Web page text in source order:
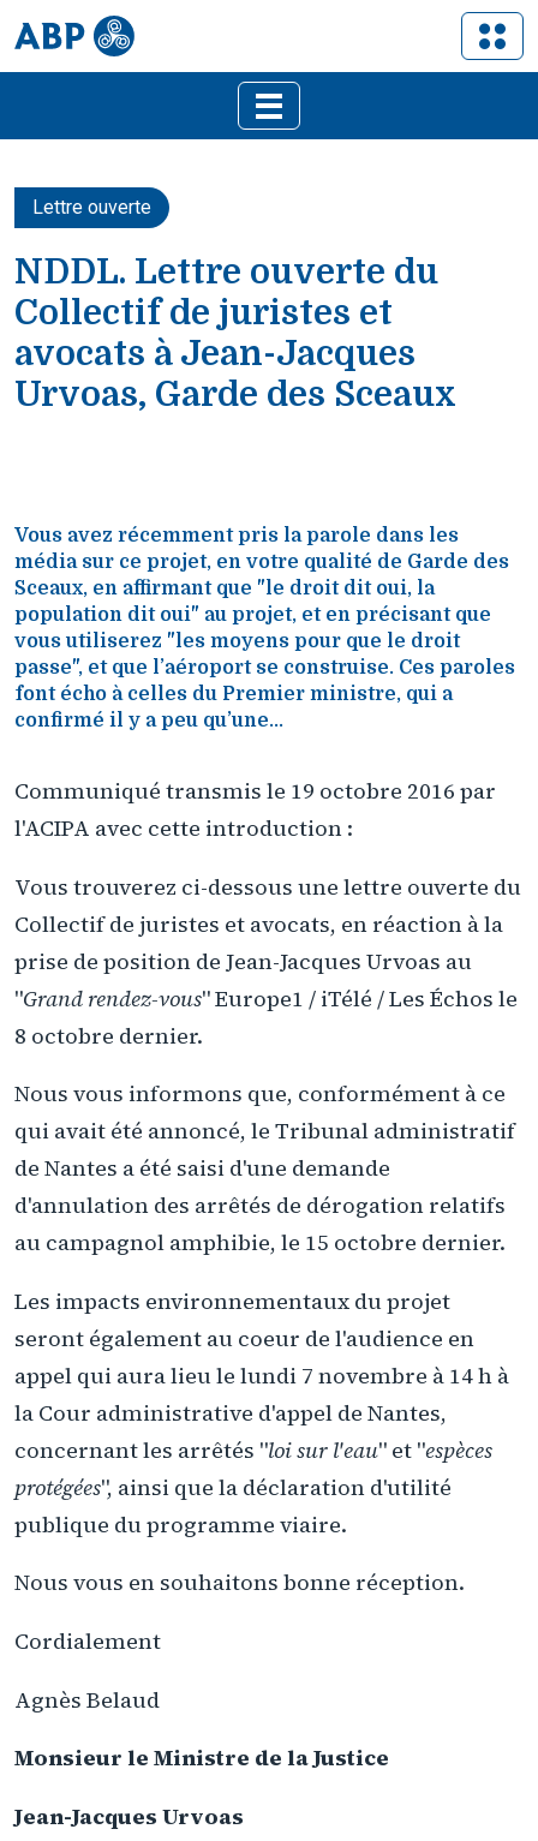
Lettre ouverte
NDDL. Lettre ouverte du
Collectif de juristes et
avocats à Jean-Jacques
Urvoas, Garde des Sceaux
Vous avez récemment pris la parole dans les
média sur ce projet, en votre qualité de Garde des
Sceaux, en affirmant que "le droit dit oui, la
population dit oui" au projet, et en précisant que
vous utiliserez "les moyens pour que le droit
passe", et que l’aéroport se construise. Ces paroles
font écho à celles du Premier ministre, qui a
confirmé il y a peu qu’une...
Communiqué transmis le 19 octobre 2016 par
l'ACIPA avec cette introduction :
Vous trouverez ci-dessous une lettre ouverte du
Collectif de juristes et avocats, en réaction à la
prise de position de Jean-Jacques Urvoas au
"Grand rendez-vous" Europe1 / iTélé / Les Échos le
8 octobre dernier.
Nous vous informons que, conformément à ce
qui avait été annoncé, le Tribunal administratif
de Nantes a été saisi d'une demande
d'annulation des arrêtés de dérogation relatifs
au campagnol amphibie, le 15 octobre dernier.
Les impacts environnementaux du projet
seront également au coeur de l'audience en
appel qui aura lieu le lundi 7 novembre à 14 h à
la Cour administrative d'appel de Nantes,
concernant les arrêtés "loi sur l'eau" et "espèces
protégées", ainsi que la déclaration d'utilité
publique du programme viaire.
Nous vous en souhaitons bonne réception.
Cordialement
Agnès Belaud
Monsieur le Ministre de la Justice
Jean-Jacques Urvoas